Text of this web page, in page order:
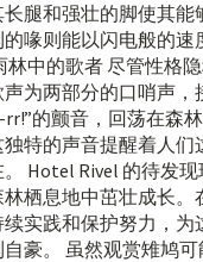
腿和强壮的脚使其能
喙则能以闪电般的速
林中的歌者 尽管性格
为两部分的口哨声，
rr!”的颤音，回荡在森
独特的声音提醒着人们
Hotel Rivel 的待发
栖息地中茁壮成长。
实践和保护努力，为
豪。 虽然观赏雉鸠